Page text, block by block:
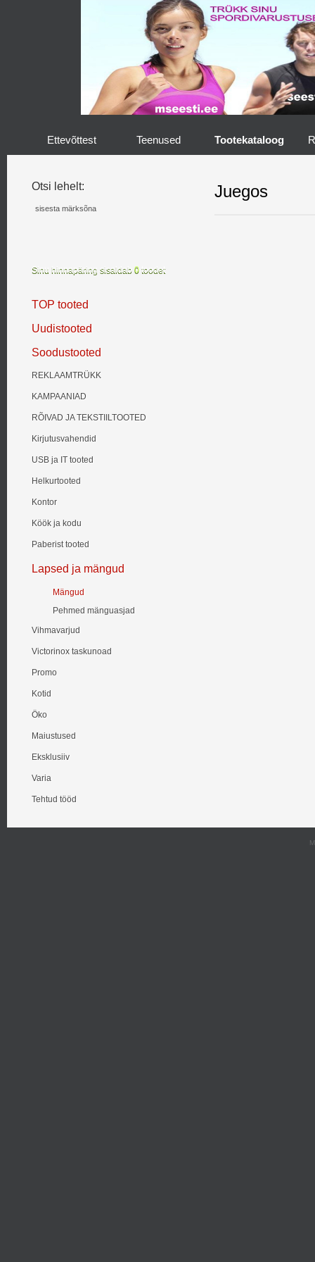
Ettevõttest Teenused Tootekataloog
Otsi lehelt:
Sinu hinnapäring sisaldab 0 toodet
TOP tooted
Uudistooted
Soodustooted
REKLAAMTRÜKK
KAMPAANIAD
RÕIVAD JA TEKSTIILTOOTED
Kirjutusvahendid
USB ja IT tooted
Helkurtooted
Kontor
Köök ja kodu
Paberist tooted
Lapsed ja mängud
Mängud
Pehmed mänguasjad
Vihmavarjud
Victorinox taskunoad
Promo
Kotid
Öko
Maiustused
Eksklusiiv
Varia
Tehtud tööd
Juegos